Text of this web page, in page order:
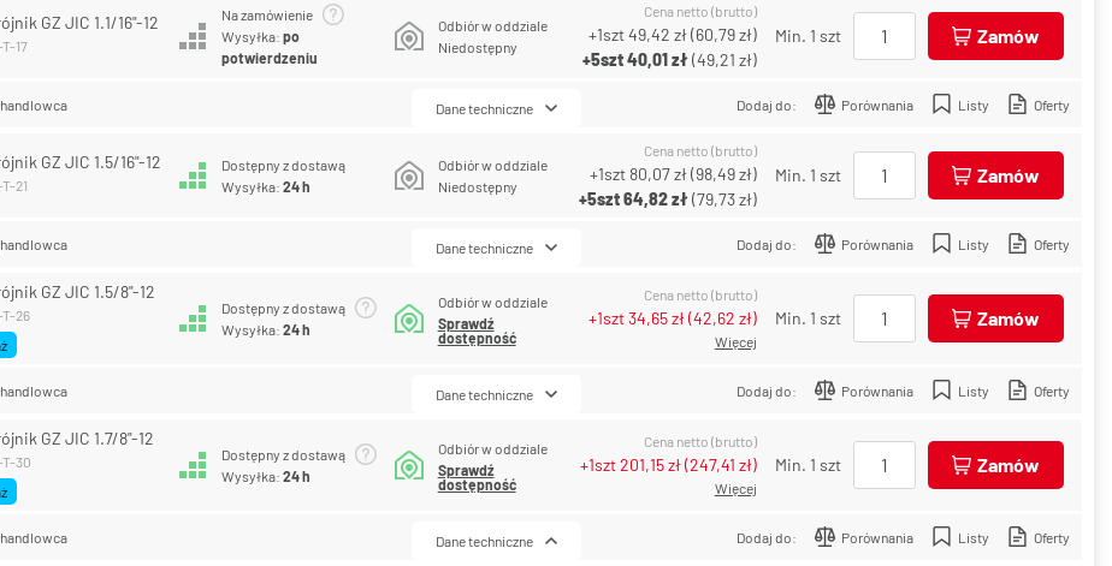
GZ JIC 1.1/16"-12
17
Na zamówienie
Wysyłka:po
potwierdzeniu
Odbiór w oddziale
Niedostępny
Cena netto (brutto)
+1szt49,42 zł(60,79 zł)
+5szt40,01 zł(49,21 zł)
Min. 1 szt Zamów
Dodaj do: Porównania Listy Oferty
Dane techniczne
GZ JIC 1.5/16"-12
21
Dostępny z dostawą
Wysyłka:24 h
Odbiór w oddziale
Niedostępny
Cena netto (brutto)
+1szt 80,07 zł(98,49 zł)
+5szt64,82 zł(79,73 zł)
Min. 1 szt Zamów
Dodaj do: Porównania Listy Oferty
Dane techniczne
GZ JIC 1.5/8"-12
26
Dostępny z dostawą
Wysyłka:24 h
Odbiór w oddziale
Sprawdź
dostępność
Cena netto (brutto)
+1szt34,65 zł(42,62 zł)
Więcej
Min. 1 szt Zamów
Dodaj do: Porównania Listy Oferty
Dane techniczne
GZ JIC 1.7/8"-12
30
Dostępny z dostawą
Wysyłka:24 h
Odbiór w oddziale
Sprawdź
dostępność
Cena netto (brutto)
+1szt201,15 zł(247,41 zł)
Więcej
Min. 1 szt Zamów
Dodaj do: Porównania Listy Oferty
Dane techniczne